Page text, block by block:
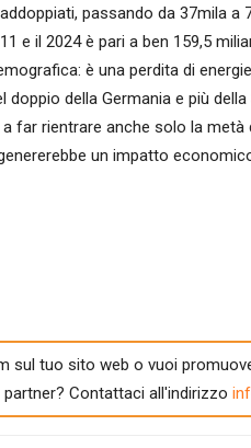
passando da 37mila a
e il 2024 è pari a ben 159,5
è una perdita di
doppio della Germania e più
far rientrare anche solo la metà
un impatto
sul tuo sito web o vuoi
Contattaci all'indirizzo